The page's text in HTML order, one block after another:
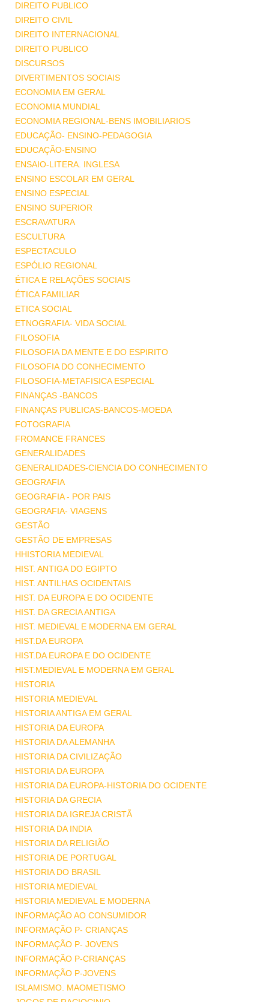
DIREITO PUBLICO
DIREITO CIVIL
DIREITO INTERNACIONAL
DIREITO PUBLICO
DISCURSOS
DIVERTIMENTOS SOCIAIS
ECONOMIA EM GERAL
ECONOMIA MUNDIAL
ECONOMIA REGIONAL-BENS IMOBILIARIOS
EDUCAÇÃO- ENSINO-PEDAGOGIA
EDUCAÇÃO-ENSINO
ENSAIO-LITERA. INGLESA
ENSINO ESCOLAR EM GERAL
ENSINO ESPECIAL
ENSINO SUPERIOR
ESCRAVATURA
ESCULTURA
ESPECTACULO
ESPÓLIO REGIONAL
ÉTICA E RELAÇÕES SOCIAIS
ÉTICA FAMILIAR
ETICA SOCIAL
ETNOGRAFIA- VIDA SOCIAL
FILOSOFIA
FILOSOFIA DA MENTE E DO ESPIRITO
FILOSOFIA DO CONHECIMENTO
FILOSOFIA-METAFISICA ESPECIAL
FINANÇAS -BANCOS
FINANÇAS PUBLICAS-BANCOS-MOEDA
FOTOGRAFIA
FROMANCE FRANCES
GENERALIDADES
GENERALIDADES-CIENCIA DO CONHECIMENTO
GEOGRAFIA
GEOGRAFIA - POR PAIS
GEOGRAFIA- VIAGENS
GESTÃO
GESTÃO DE EMPRESAS
HHISTORIA MEDIEVAL
HIST. ANTIGA DO EGIPTO
HIST. ANTILHAS OCIDENTAIS
HIST. DA EUROPA E DO OCIDENTE
HIST. DA GRECIA ANTIGA
HIST. MEDIEVAL E MODERNA EM GERAL
HIST.DA EUROPA
HIST.DA EUROPA E DO OCIDENTE
HIST.MEDIEVAL E MODERNA EM GERAL
HISTORIA
HISTORIA MEDIEVAL
HISTORIA ANTIGA EM GERAL
HISTORIA DA EUROPA
HISTORIA DA ALEMANHA
HISTORIA DA CIVILIZAÇÃO
HISTORIA DA EUROPA
HISTORIA DA EUROPA-HISTORIA DO OCIDENTE
HISTORIA DA GRECIA
HISTORIA DA IGREJA CRISTÃ
HISTORIA DA INDIA
HISTORIA DA RELIGIÃO
HISTORIA DE PORTUGAL
HISTORIA DO BRASIL
HISTORIA MEDIEVAL
HISTORIA MEDIEVAL E MODERNA
INFORMAÇÃO AO CONSUMIDOR
INFORMAÇÃO P- CRIANÇAS
INFORMAÇÃO P- JOVENS
INFORMAÇÃO P-CRIANÇAS
INFORMAÇÃO P-JOVENS
ISLAMISMO. MAOMETISMO